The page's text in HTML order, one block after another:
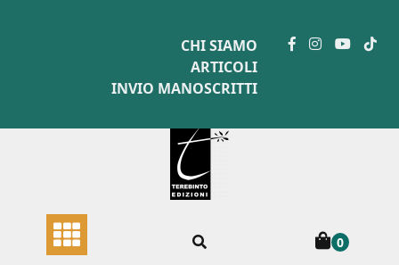
CHI SIAMO
ARTICOLI
INVIO MANOSCRITTI
0